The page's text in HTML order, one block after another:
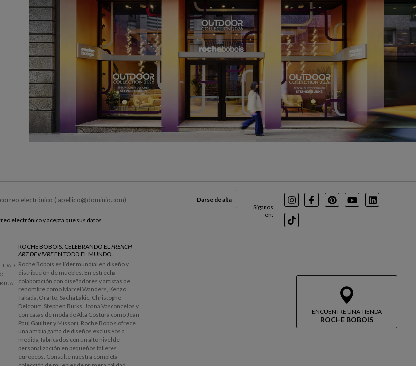
ENCUENTRE UNA TIENDA
ROCHE BOBOIS
Síganos
en:
InstagramFacebookPinterest
YoutubeLinkedIn
TikTok
Darse de alta
electrónico y acepta que sus datos
ROCHE BOBOIS. CELEBRANDO ELFRENCH
ART DE VIVREEN TODO EL MUNDO.
Roche Bobois es líder mundial en diseño y
distribución de muebles. En estrecha
colaboración con diseñadores y artistas de
renombre como Marcel Wanders, Kenzo
Takada, Ora Ito, Sacha Lakic, Christophe
Delcourt, Stephen Burks, Joana Vasconcelos y
con casas de moda de Alta Costura como Jean
Paul Gaultier y Missoni, Roche Bobois ofrece
una amplia gama de diseños exclusivos a
medida, fabricados con un alto nivel de
personalización en pequeños talleres
europeos. Consulte nuestra completa